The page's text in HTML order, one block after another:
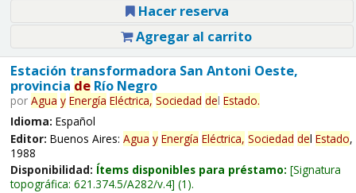
Hacer reserva
Agregar al carrito
Estación transformadora San Antoni Oeste,
provincia deRío Negro
por Agua y Energía Eléctrica, Sociedad del Estado.
Idioma: Español
Editor: Buenos Aires: Agua y Energía Eléctrica, Sociedad del Estado,
1988
Disponibilidad: Ítems disponibles para préstamo: Signatura
topográfica: 621.374.5/A282/v.4 (1).